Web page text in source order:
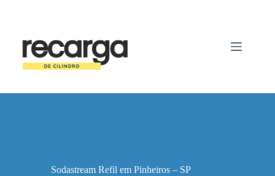
conteúdo
Sodastream Refil em Pinheiros – SP